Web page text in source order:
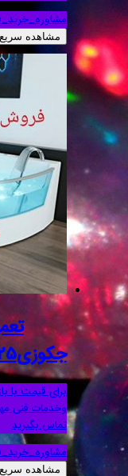
مشاوره_خرید_فروش
مشاهده سریع
تعمیر
جکوزی09121507825
برای قیمت با بازرگانی
وخدمات فنی مهندسی مرادی
تماس بگیرید
مشاوره_خرید_فروش
مشاهده سریع